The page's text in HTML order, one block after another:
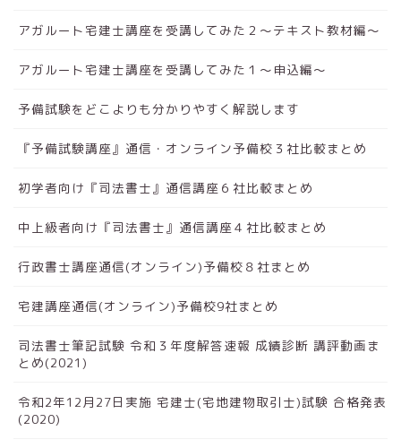
アガルート宅建士講座を受講してみた２～テキスト教材編～
アガルート宅建士講座を受講してみた１～申込編～
予備試験をどこよりも分かりやすく解説します
『予備試験講座』通信・オンライン予備校３社比較まとめ
初学者向け『司法書士』通信講座６社比較まとめ
中上級者向け『司法書士』通信講座４社比較まとめ
行政書士講座通信(オンライン)予備校８社まとめ
宅建講座通信(オンライン)予備校9社まとめ
司法書士筆記試験 令和３年度解答速報 成績診断 講評動画ま
とめ(2021)
令和2年12月27日実施 宅建士(宅地建物取引士)試験 合格発表
(2020)